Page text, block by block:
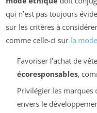
qui n’est pas toujours
sur les critères à
comme celle-ci sur la
Favoriser l’achat de
écoresponsables,
Privilégier les marques
envers le